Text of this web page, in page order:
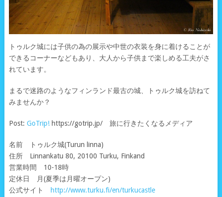
トゥルク城には子供の為の展示や中世の衣装を身に着けることが
できるコーナーなどもあり、大人から子供まで楽しめる工夫がさ
れています。
まるで迷路のようなフィンランド最古の城、トゥルク城を訪ねて
みませんか？
Post: GoTrip!https://gotrip.jp/ 旅に行きたくなるメディア
名前 トゥルク城(Turun linna)
住所 Linnankatu 80, 20100 Turku, Finkand
営業時間 10-18時
定休日 月(夏季は月曜オープン)
公式サイト
http://www.turku.fi/en/turkucastle